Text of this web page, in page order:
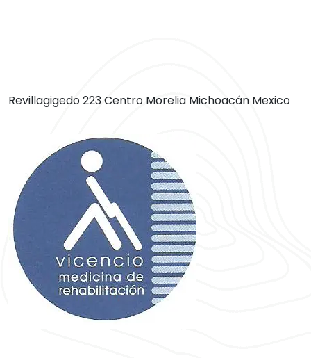
Revillagigedo 223 Centro Morelia Michoacán Mexico